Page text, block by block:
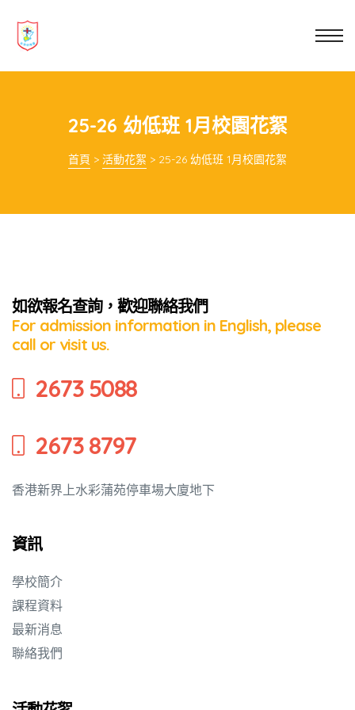
25-26 幼低班 1月校園花絮
首頁 > 活動花絮 > 25-26 幼低班 1月校園花絮
如欲報名查詢，歡迎聯絡我們
For admission information in English, please
call or visit us.
2673 5088
2673 8797
香港新界上水彩蒲苑停車場大廈地下
資訊
學校簡介
課程資料
最新消息
聯絡我們
教育